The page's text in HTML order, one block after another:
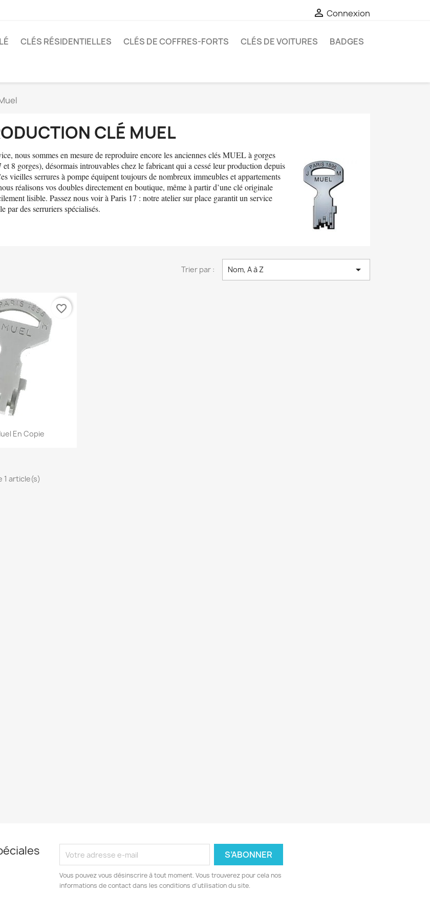
 Connexion
CLÉS RÉSIDENTIELLES CLÉS DE COFFRES-FORTS CLÉS DE VOITURES
BADGES
CLÉ MUEL
nous sommes en mesure de reproduire encore les anciennes clés MUEL à gorges
et 8 gorges), désormais introuvables chez le fabricant qui a cessé leur production depuis
vieilles serrures à pompe équipent toujours de nombreux immeubles et appartements
réalisons vos doubles directement en boutique, même à partir d’une clé originale
lisible. Passez nous voir à Paris 17 : notre atelier sur place garantit un service
par des serruriers spécialisés.
Trier par : Nom, A à Z 
rapide
En Copie
favorite_border
1 article(s)
Vous pouvez vous désinscrire à tout moment. Vous trouverez pour cela nos
informations de contact dans les conditions d'utilisation du site.